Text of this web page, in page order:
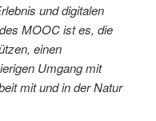
und digitalen
MOOC ist es, die
einen
Umgang mit
mit und in der Natur